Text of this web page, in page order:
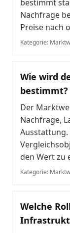
bestimmt
Nachfrage
Preise nach
Kategorie:
Wie wird
bestimmt?
Der
Nachfrage,
den Wert zu
Kategorie:
Welche